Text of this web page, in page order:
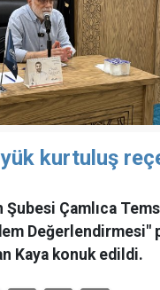
kurtuluş
Şubesi Çamlıca
Değerlendirmesi"
Kaya konuk edildi.